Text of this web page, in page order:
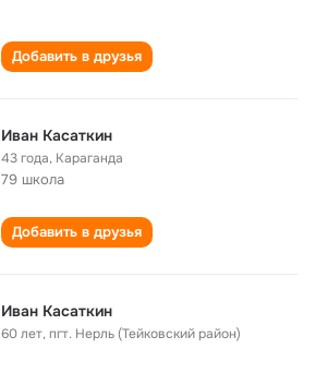
Добавить в друзья
Иван Касаткин
43 года, Караганда
79 школа
Добавить в друзья
Иван Касаткин
60 лет,пгт. Нерль (Тейковский район)